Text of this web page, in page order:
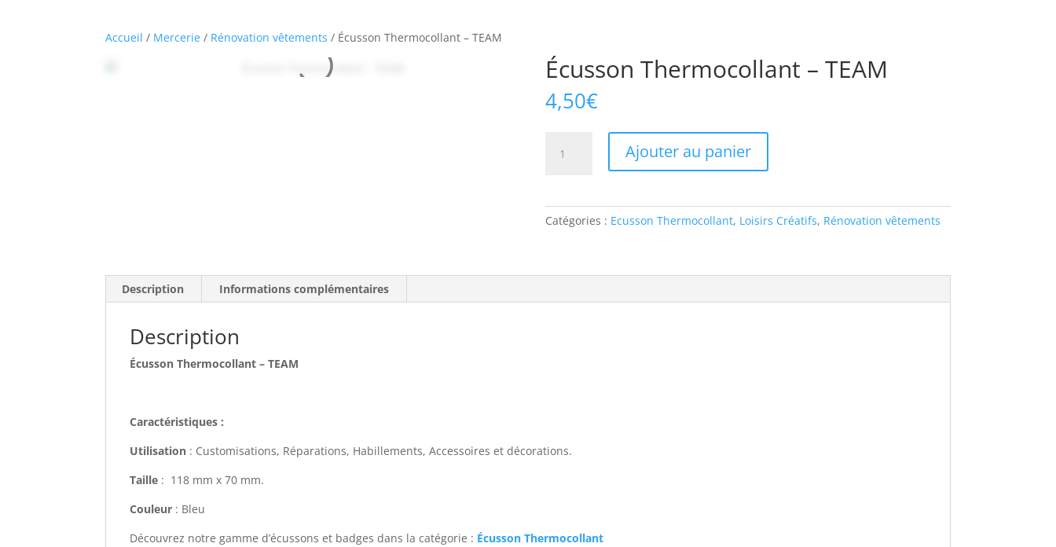
Accueil / Mercerie / Rénovation vêtements / Écusson Thermocollant – TEAM
Écusson Thermocollant – TEAM
4,50€
TEAM
Ajouter au panier
Catégories : Ecusson Thermocollant, Loisirs Créatifs, Rénovation vêtements
Description Informations complémentaires
Description
Écusson Thermocollant – TEAM
Caractéristiques :
Utilisation : Customisations, Réparations, Habillements, Accessoires et décorations.
Taille : 118 mm x 70 mm.
Couleur : Bleu
Découvrez notre gamme d’écussons et badges dans la catégorie : Écusson Thermocollant